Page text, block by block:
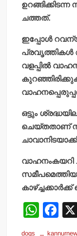
ചത്തത്.
ഇപ്പോള്‍ റവന്യൂ
പ്രവൃത്തികള്‍
വളപ്പില്‍
ഒട്ടും
ചെയ്തതാണ്
സമീപമെത്തിയ
W
F
dogs